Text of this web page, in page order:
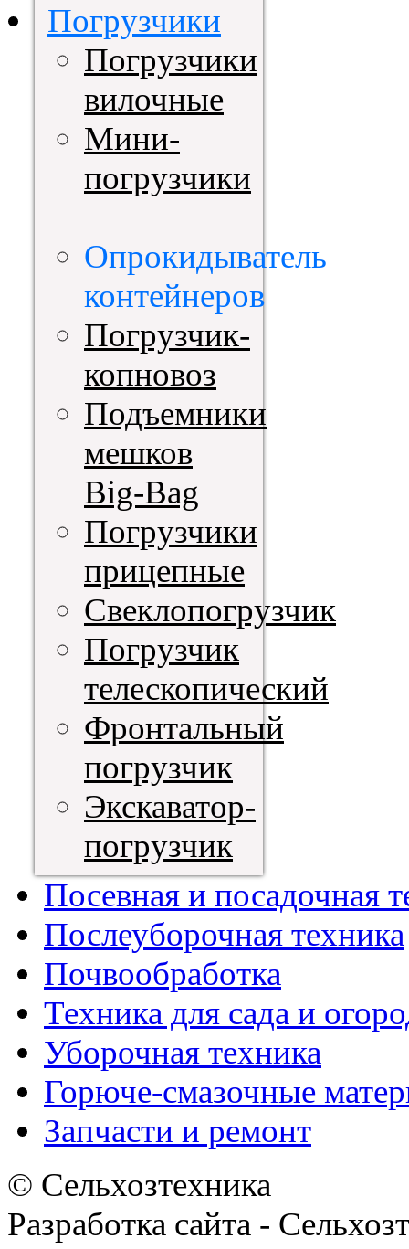
Погрузчики
Погрузчики
вилочные
Мини-
погрузчики
Опрокидыватель
контейнеров
Погрузчик-
копновоз
Подъемники
мешков
Big-Bag
Погрузчики
прицепные
Свеклопогрузчик
Погрузчик
телескопический
Фронтальный
погрузчик
Экскаватор-
погрузчик
Посевная и посадочная
Послеуборочная техника
Почвообработка
Техника для сада и
Уборочная техника
Горюче-смазочные
Запчасти и ремонт
© Сельхозтехника
Разработка сайта -